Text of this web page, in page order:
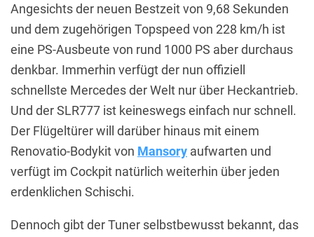
Angesichts der neuen Bestzeit von 9,68 Sekunden
und dem zugehörigen Topspeed von 228 km/h ist
eine PS-Ausbeute von rund 1000 PS aber durchaus
denkbar. Immerhin verfügt der nun offiziell
schnellste Mercedes der Welt nur über Heckantrieb.
Und der SLR777 ist keineswegs einfach nur schnell.
Der Flügeltürer will darüber hinaus mit einem
Renovatio-Bodykit von Mansory aufwarten und
verfügt im Cockpit natürlich weiterhin über jeden
erdenklichen Schischi.
Dennoch gibt der Tuner selbstbewusst bekannt, das